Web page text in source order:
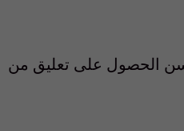
الحصول على تعليق من